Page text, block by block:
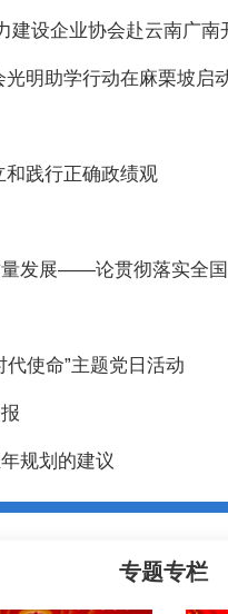
设企业协会赴云南广南
明助学行动在麻栗坡启
践行正确政绩观
量发展——论贯彻落实全
使命”主题党日活动
规划的建议
专题专栏